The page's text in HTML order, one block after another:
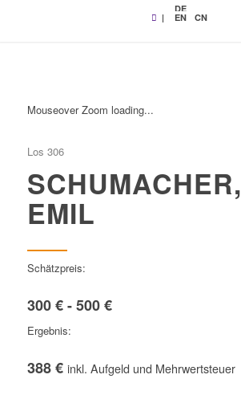
|
DE
EN CN
Mouseover Zoom loading...
Los 306
SCHUMACHER,
EMIL
Schätzpreis:
300 € - 500 €
Ergebnis:
388 € inkl. Aufgeld und Mehrwertsteuer